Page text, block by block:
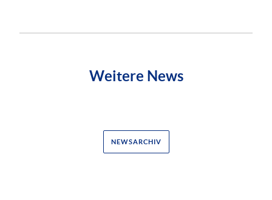
Weitere News
NEWSARCHIV